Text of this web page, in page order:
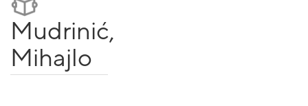
Mudrinić,
Mihajlo